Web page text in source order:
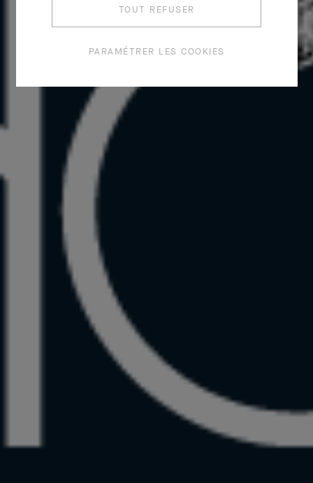
TOUT REFUSER
PARAMÉTRER LES COOKIES